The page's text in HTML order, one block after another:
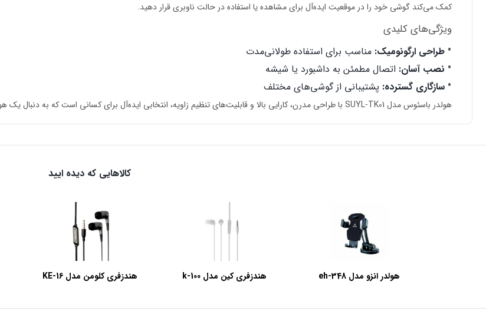
کمک می‌کند گوشی خود را در موقعیت ایده‌آل برای مشاهده یا استفاده در حالت ناوبری قرار دهید.
ویژگی‌های کلیدی
طراحی ارگونومیک: مناسب برای استفاده طولانی‌مدت
نصب آسان: اتصال مطمئن به داشبورد یا شیشه
سازگاری گسترده: پشتیبانی از گوشی‌های مختلف
هولدر باسئوس مدل SUYL-TK01 با طراحی مدرن، کارایی بالا و قابلیت‌های تنظیم زاویه، انتخابی ایده‌آل برای کسانی است که به دنبال یک هولدر باکیفیت و بادوام هستند.
کالاهایی که دیده ایید
هولدر انزو مدل eh-348 هندزفری کین مدل k-100 هندزفری کلومن مدل KE-16